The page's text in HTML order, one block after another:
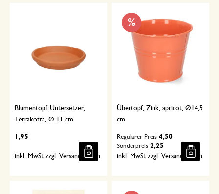
Blumentopf-Untersetzer,
Terrakotta, Ø 11 cm
1,95
inkl. MwSt zzgl. Versandkosten
%
Übertopf, Zink, apricot, Ø14,5
cm
Sonderpreis 2,25
Regulärer Preis 4,50
inkl. MwSt zzgl. Versandkosten